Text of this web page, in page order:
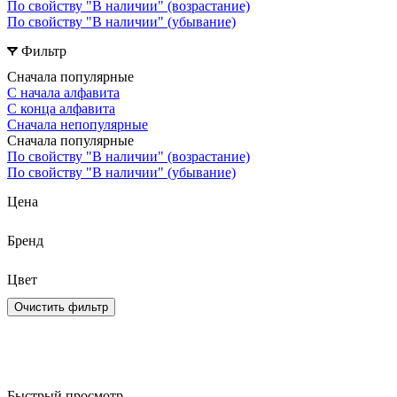
По свойству "В наличии" (возрастание)
По свойству "В наличии" (убывание)
Фильтр
Сначала популярные
С начала алфавита
С конца алфавита
Сначала непопулярные
Сначала популярные
По свойству "В наличии" (возрастание)
По свойству "В наличии" (убывание)
Цена
Бренд
Цвет
Очистить фильтр